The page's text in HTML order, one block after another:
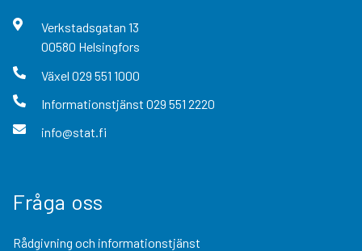
Verkstadsgatan 13
00580 Helsingfors
Växel 029 551 1000
Informationstjänst 029 551 2220
info@stat.fi
Fråga oss
Rådgivning och informationstjänst